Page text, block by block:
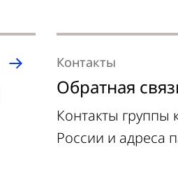
Обратная
Контакты
Контакты группы
России и адреса